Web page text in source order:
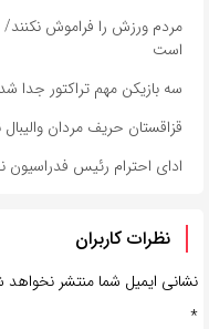
مردم ورزش را فراموش
است
سه بازیکن مهم تراکتور جدا
قزاقستان حریف مردان
ادای احترام رئیس فدراسیون
نظرات کاربران
نشانی ایمیل شما منتشر
*